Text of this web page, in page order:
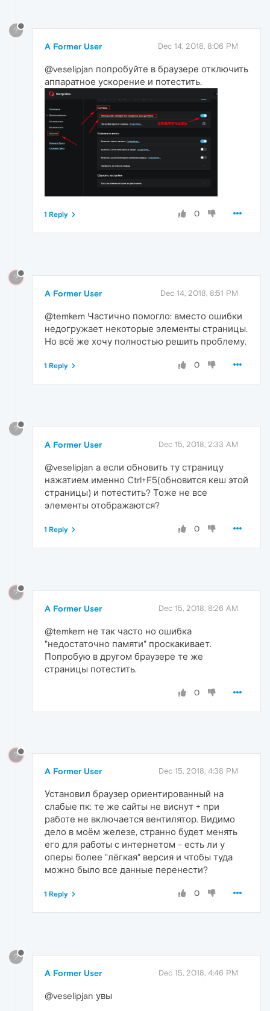
?
A Former User Dec 14, 2018, 8:06 PM
@veselipjan попробуйте в браузере отключить
аппаратное ускорение и потестить.
0
1 Reply
?
A Former User Dec 14, 2018, 8:51 PM
@temkem Частично помогло: вместо ошибки
недогружает некоторые элементы страницы.
Но всё же хочу полностью решить проблему.
0
1 Reply
?
A Former User Dec 15, 2018, 2:33 AM
@veselipjan а если обновить ту страницу
нажатием именно Ctrl+F5(обновится кеш этой
страницы) и потестить? Тоже не все
элементы отображаются?
0
1 Reply
?
A Former User Dec 15, 2018, 8:26 AM
@temkem не так часто но ошибка
"недостаточно памяти" проскакивает.
Попробую в другом браузере те же
страницы потестить.
0
?
A Former User Dec 15, 2018, 4:38 PM
Установил браузер ориентированный на
слабые пк: те же сайты не виснут + при
работе не включается вентилятор. Видимо
дело в моём железе, странно будет менять
его для работы с интернетом - есть ли у
оперы более "лёгкая" версия и чтобы туда
можно было все данные перенести?
0
1 Reply
?
A Former User Dec 15, 2018, 4:46 PM
@veselipjan увы